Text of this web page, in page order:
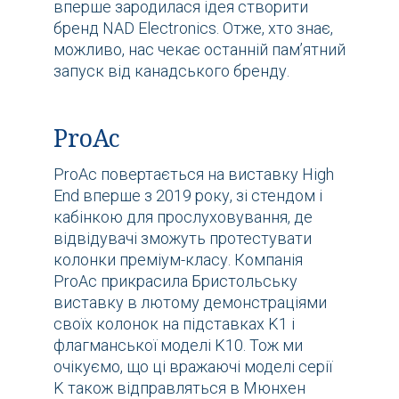
вперше зародилася ідея створити
бренд NAD Electronics. Отже, хто знає,
можливо, нас чекає останній пам’ятний
запуск від канадського бренду.
ProAc
ProAc повертається на виставку High
End вперше з 2019 року, зі стендом і
кабінкою для прослуховування, де
відвідувачі зможуть протестувати
колонки преміум-класу. Компанія
ProAc прикрасила Бристольську
виставку в лютому демонстраціями
своїх колонок на підставках K1 і
флагманської моделі K10. Тож ми
очікуємо, що ці вражаючі моделі серії
K також відправляться в Мюнхен